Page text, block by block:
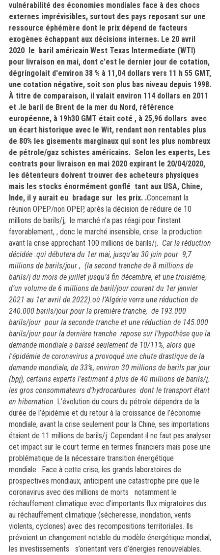
vulnérabilité des économies mondiales face à des chocs
externes imprévisibles, surtout des pays reposant sur une
ressource éphémère dont le prix dépend de facteurs
exogènes échappant aux décisions internes. Le 20 avril
2020 le baril américain West Texas Intermediate (WTI)
pour livraison en mai, dont c'est le dernier jour de cotation,
dégringolait d'environ 38 % à 11,04 dollars vers 11 h 55 GMT,
une cotation négative, soit son plus bas niveau depuis 1998.
À titre de comparaison, il valait environ 114 dollars en 2011
et .le baril de Brent de la mer du Nord, référence
européenne, à 19h30 GMT était coté , à 25,96 dollars avec
un écart historique avec le Wit,rendant non rentables plus
de 80% les gisements marginaux qui sont les plus nombreux
de pétrole/gaz schistes américains. Selon les experts, Les
contrats pour livraison en mai 2020 expirant le 20/04/2020,
les détenteurs doivent trouver des acheteurs physiques
mais les stocks énormément gonflé tant aux USA, Chine,
Inde, il y aurait eu bradage sur les prix. .Concernant la
réunion OPEP/non OPEP, après la décision de réduire de 10
millions de barils/j, le marché n’a pas réagi pour l’instant
favorablement, , donc le marché insensible, crise la production
avant la crise approchant 100 millions de barils/j. Car la réduction
décidée .qui débutera du 1er mai, jusqu’au 30 juin pour 9,7
millions de barils/jour , (la second tranche de 8 millions de
barils/j du mois de juillet jusqu’à fin décembre, et une troisième,
d’un volume de 6 millions de baril/jour courant du 1er janvier
2021 au 1er avril de 2022).où l’Algérie verra une réduction de
240.000 barils/jour pour la première tranche, de 193.000
barils/jour pour la seconde tranche et une réduction de 145.000
barils/jour pour la dernière trancherepose sur l’hypothèse que la
demande mondiale a baissé seulement de 10/11%, alors que
l'épidémie de coronavirus a provoqué une chute drastique de la
demande mondiale, de 33%, environ 30 millions de barils par jour
(bpj), certains experts l’estimant à plus de 40 millions de barils/j,
les gros consommateurs d’hydrocarbures dont le transport étant
en hibernation. L’évolution du cours du pétrole dépendra de la
durée de l’épidémie et du retour à la croissance de l’économie
mondiale, avant la crise seulement pour la Chine, ses importations
étaient de 11 millions de barils/j. Cependant il ne faut pas analyser
cet impact sur le court terme en termes financiers mais pose une
problématique de la nécessaire transition énergétique
mondiale. Face à cette crise, les grands laboratoires de
prospectives mondiaux, anticipent une catastrophe pire que le
coronavirus avec des millions de morts notamment le
réchauffement climatique avec d’importants flux migratoires dus
au réchauffement climatique (sécheresse, inondation, vents
violents, cyclones) avec des recompositions territoriales. Ils
prévoient un changement notable du modèle énergétique mondial,
les investissements s’orientant vers d’énergies renouvelables.